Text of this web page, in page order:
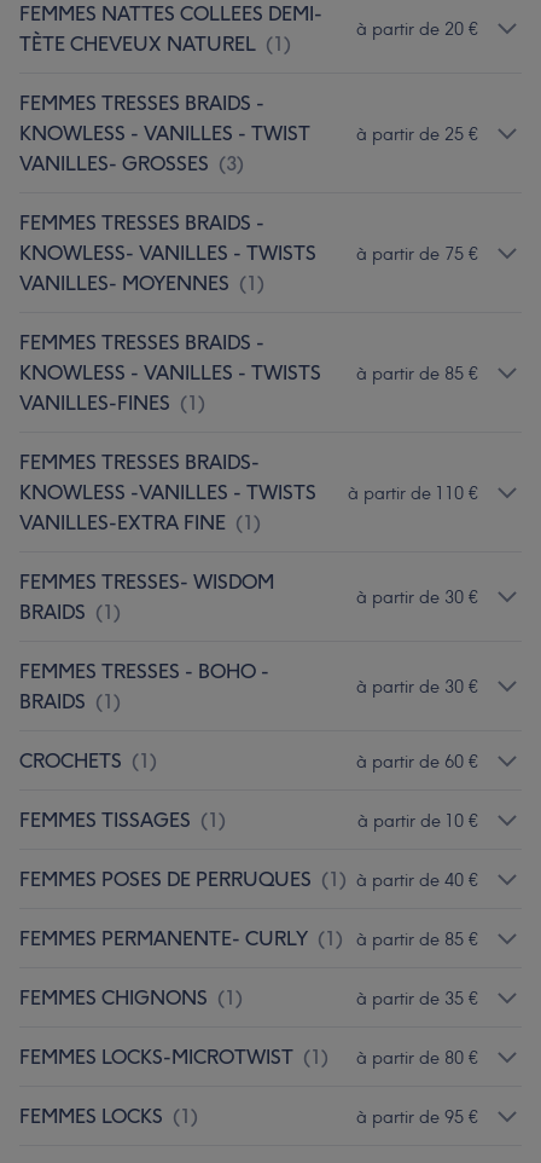
FEMMES NATTES COLLEES DEMI-
TÈTE CHEVEUX NATUREL (1)
à partir de 20 €
FEMMES TRESSES BRAIDS -
KNOWLESS - VANILLES - TWIST
VANILLES- GROSSES (3)
à partir de 25 €
FEMMES TRESSES BRAIDS -
KNOWLESS- VANILLES - TWISTS
VANILLES- MOYENNES (1)
à partir de 75 €
FEMMES TRESSES BRAIDS -
KNOWLESS - VANILLES - TWISTS
VANILLES-FINES (1)
à partir de 85 €
FEMMES TRESSES BRAIDS-
KNOWLESS -VANILLES - TWISTS
VANILLES-EXTRA FINE (1)
à partir de 110 €
FEMMES TRESSES- WISDOM
BRAIDS (1)
à partir de 30 €
FEMMES TRESSES - BOHO -
BRAIDS (1)
à partir de 30 €
CROCHETS (1) à partir de 60 €
FEMMES TISSAGES (1) à partir de 10 €
FEMMES POSES DE PERRUQUES (1) à partir de 40 €
FEMMES PERMANENTE- CURLY (1) à partir de 85 €
FEMMES CHIGNONS (1) à partir de 35 €
FEMMES LOCKS-MICROTWIST (1) à partir de 80 €
FEMMES LOCKS (1) à partir de 95 €